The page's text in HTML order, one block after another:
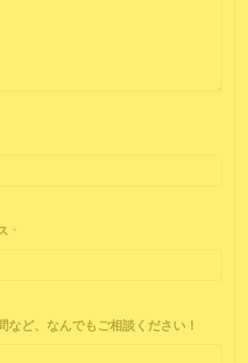
*
など、なんでもご相談ください！